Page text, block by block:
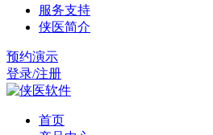
服务支持
侠医简介
预约演示
登录/注册
首页